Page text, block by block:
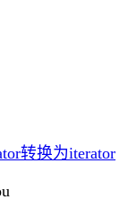
转换为iterator